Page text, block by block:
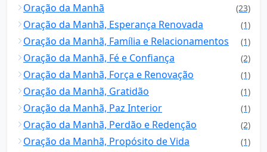
Oração da Manhã (23)
Oração da Manhã, Esperança Renovada (1)
Oração da Manhã, Família e Relacionamentos (1)
Oração da Manhã, Fé e Confiança (2)
Oração da Manhã, Força e Renovação (1)
Oração da Manhã, Gratidão (1)
Oração da Manhã, Paz Interior (1)
Oração da Manhã, Perdão e Redenção (2)
Oração da Manhã, Propósito de Vida (1)